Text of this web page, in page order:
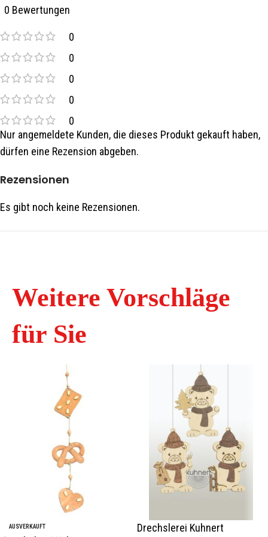
0 Bewertungen
0
0
0
0
0
Rezensionen
Es gibt noch keine Rezensionen.
Nur angemeldete Kunden, die dieses Produkt gekauft haben,
dürfen eine Rezension abgeben.
Weitere Vorschläge
für Sie
AUSVERKAUFT
Drechslerei Kuhnert